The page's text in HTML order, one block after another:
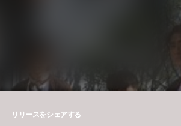
リリースをシェアする